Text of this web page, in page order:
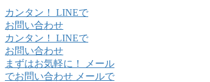
カンタン！ LINEで
お問い合わせ
カンタン！
LINEで
お問い合わせ
まずはお気軽に！
メール
でお問い合わせ メールで